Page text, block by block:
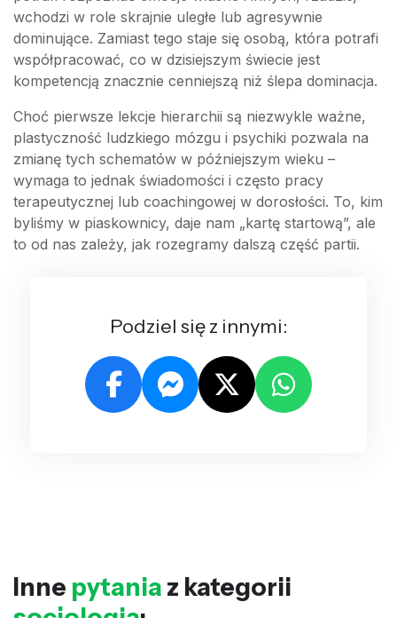
wchodzi w role skrajnie uległe lub agresywnie
dominujące. Zamiast tego staje się osobą, która potrafi
współpracować, co w dzisiejszym świecie jest
kompetencją znacznie cenniejszą niż ślepa dominacja.
Choć pierwsze lekcje hierarchii są niezwykle ważne,
plastyczność ludzkiego mózgu i psychiki pozwala na
zmianę tych schematów w późniejszym wieku –
wymaga to jednak świadomości i często pracy
terapeutycznej lub coachingowej w dorosłości. To, kim
byliśmy w piaskownicy, daje nam „kartę startową”, ale
to od nas zależy, jak rozegramy dalszą część partii.
Podziel się z innymi:
Inne pytania z kategorii